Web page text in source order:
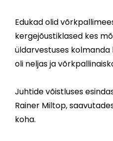
Edukad olid
kergejõustiklased kes
üldarvestuses kolmanda
oli neljas ja
Juhtide võistluses
Rainer Miltop,
koha.